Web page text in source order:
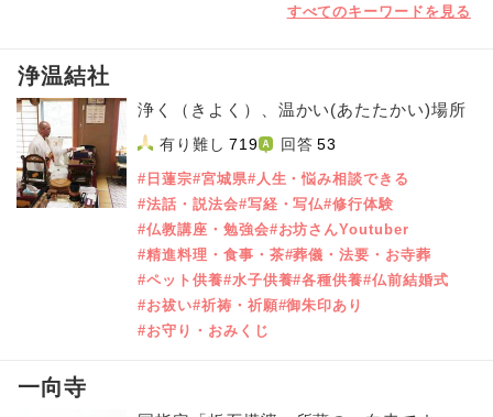
すべてのキーワードを見る
浄温結社
浄く（きよく）、温かい(あたたかい)場所
有り難し 719 回答 53
#日蓮宗#宮城県#人生・悩み相談できる
#法話・説法会#写経・写仏#修行体験
#仏教講座・勉強会#お坊さんYoutuber
#精進料理・食事・茶#葬儀・法要・お寺葬
#ペット供養#水子供養#各種供養#仏前結婚式
#お祓い#祈祷・祈願#御朱印あり
#お守り・おみくじ
一向寺